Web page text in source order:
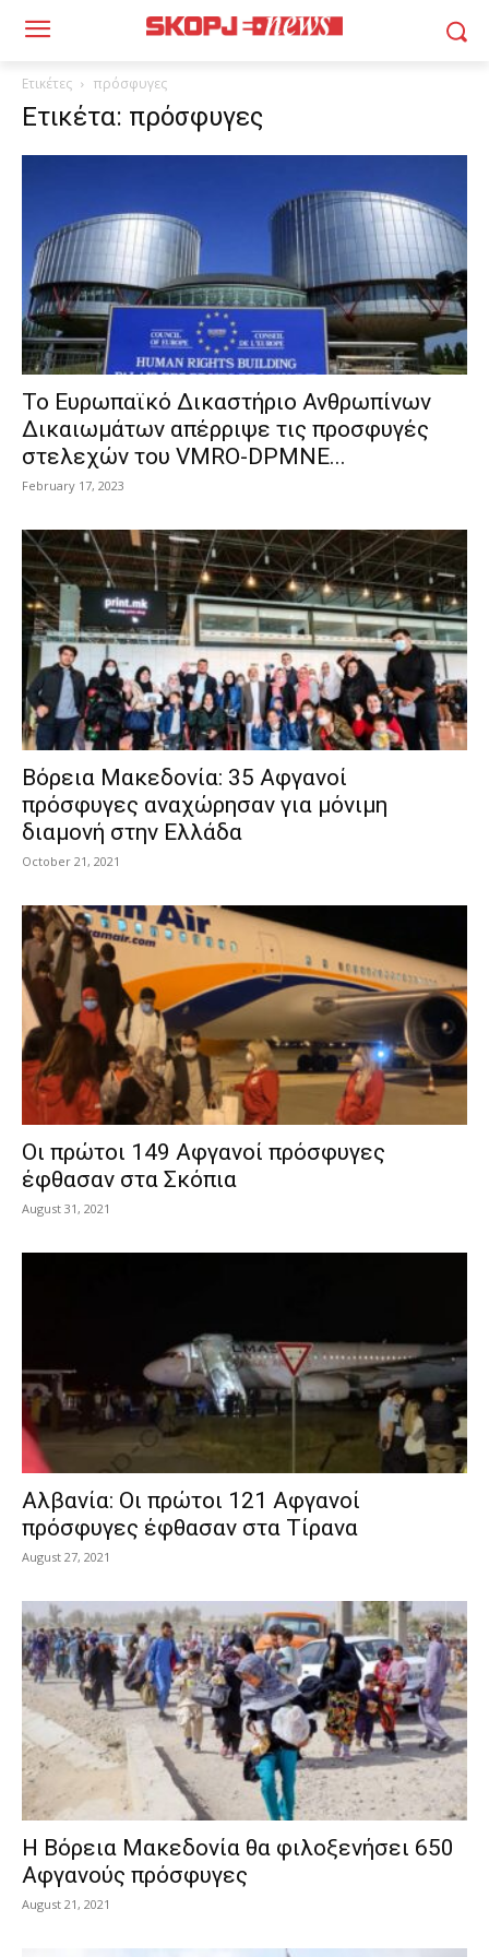
Ετικέτες πρόσφυγες
Ετικέτα: πρόσφυγες
Το Ευρωπαϊκό Δικαστήριο Ανθρωπίνων
Δικαιωμάτων απέρριψε τις προσφυγές
στελεχών του VMRO-DPMNE...
February 17, 2023
Βόρεια Μακεδονία: 35 Αφγανοί
πρόσφυγες αναχώρησαν για μόνιμη
διαμονή στην Ελλάδα
October 21, 2021
Οι πρώτοι 149 Αφγανοί πρόσφυγες
έφθασαν στα Σκόπια
August 31, 2021
Αλβανία: Οι πρώτοι 121 Αφγανοί
πρόσφυγες έφθασαν στα Τίρανα
August 27, 2021
Η Βόρεια Μακεδονία θα φιλοξενήσει 650
Αφγανούς πρόσφυγες
August 21, 2021